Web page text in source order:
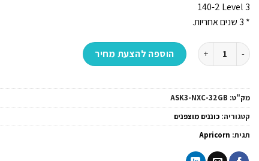
140-2 Level 3
* 3 שנים אחריות.
כמות של זיכרון נייד מוצפן (דיסק און קי) -Apricorn | ASK3-NXC-32GB | Aegis Secure Key | 3NXC | 32GB | USB3.2 Type-C Encrypted Flash Key
הוספה להצעת מחיר
מק"ט: ASK3-NXC-32GB
קטגוריה: כוננים מוצפנים
תגית: Apricorn